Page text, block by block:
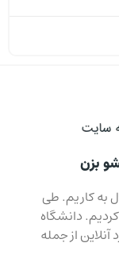
بزن
به کاریم. طی
دانشگاه
از جمله